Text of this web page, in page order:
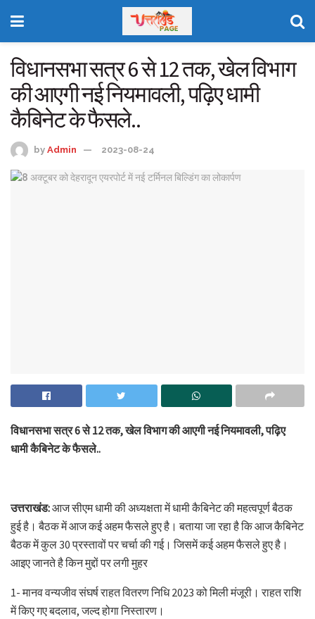
विधानसभा सत्र 6 से 12 तक, खेल विभाग
की आएगी नई नियमावली, पढ़िए धामी
कैबिनेट के फैसले..
by Admin 2023-08-24
विधानसभा सत्र 6 से 12 तक, खेल विभाग की आएगी नई नियमावली, पढ़िए
धामी कैबिनेट के फैसले..
उत्तराखंड:आज सीएम धामी की अध्यक्षता में धामी कैबिनेट की महत्वपूर्ण बैठक
हुई है। बैठक में आज कई अहम फैसले हुए है। बताया जा रहा है कि आज कैबिनेट
बैठक में कुल 30 प्रस्तावों पर चर्चा की गई। जिसमें कई अहम फैसले हुए है।
आइए जानते है किन मुद्दों पर लगी मुहर
1- मानव वन्यजीव संघर्ष राहत वितरण निधि 2023 को मिली मंजूरी। राहत राशि
में किए गए बदलाव, जल्द होगा निस्तारण।